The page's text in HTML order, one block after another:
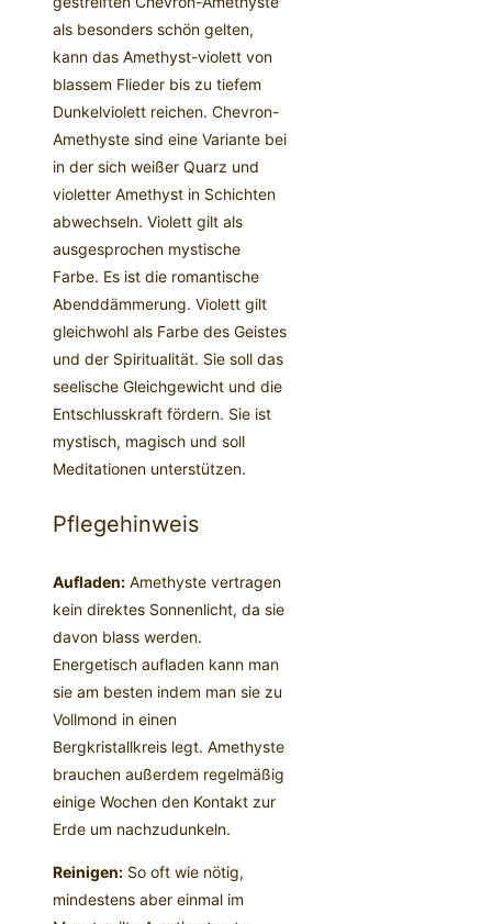
als besonders schön gelten,
kann das Amethyst-violett von
blassem Flieder bis zu tiefem
Dunkelviolett reichen. Chevron-
Amethyste sind eine Variante bei
in der sich weißer Quarz und
violetter Amethyst in Schichten
abwechseln. Violett gilt als
ausgesprochen mystische
Farbe. Es ist die romantische
Abenddämmerung. Violett gilt
gleichwohl als Farbe des Geistes
und der Spiritualität. Sie soll das
seelische Gleichgewicht und die
Entschlusskraft fördern. Sie ist
mystisch, magisch und soll
Meditationen unterstützen.
Pflegehinweis
Aufladen: Amethyste vertragen
kein direktes Sonnenlicht, da sie
davon blass werden.
Energetisch aufladen kann man
sie am besten indem man sie zu
Vollmond in einen
Bergkristallkreis legt. Amethyste
brauchen außerdem regelmäßig
einige Wochen den Kontakt zur
Erde um nachzudunkeln.
Reinigen: So oft wie nötig,
mindestens aber einmal im